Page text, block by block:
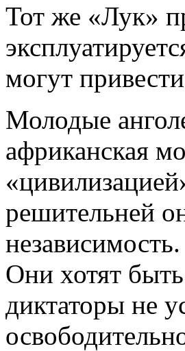
Тот же «Лук»
могут
Молодые
африканская
решительней
Они хотят
диктаторы не